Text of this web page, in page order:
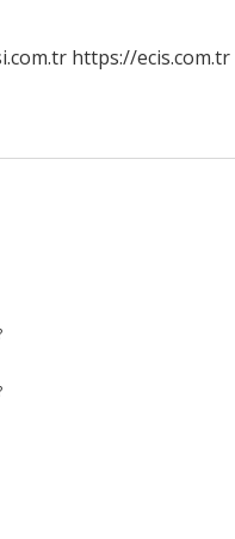
https://ecis.com.tr